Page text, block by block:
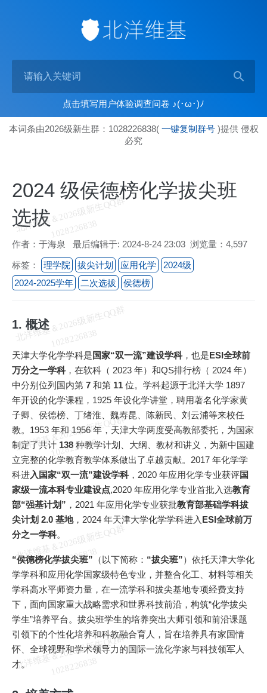
点击填写用户体验调查问卷 ♪(･ω･)ﾉ
本词条由2026级新生群：1028226838( 一键复制群号)提供 侵权
必究
2024 级侯德榜化学拔尖班
选拔
作者：于海泉 最后编辑于: 2024-8-24 23:03 浏览量：4,597
标签： 理学院 拔尖计划 应用化学
2024级
2024-2025学年
二次选拔 侯德榜
1. 概述
天津大学化学学科是国家“双一流”建设学科，也是ESI全球前
万分之一学科，在软科（ 2023 年）和QS排行榜（ 2024 年）
中分别位列国内第 7 和第 11 位。学科起源于北洋大学 1897
年开设的化学课程，1925 年设化学讲堂，聘用著名化学家黄
子卿、侯德榜、丁绪淮、魏寿昆、陈新民、刘云浦等来校任
教。1953 年和 1956 年，天津大学两度受高教部委托，为国家
制定了共计 138 种教学计划、大纲、教材和讲义，为新中国建
立完整的化学教育教学体系做出了卓越贡献。2017 年化学学
科进入国家“双一流”建设学科，2020 年应用化学专业获评国
家级一流本科专业建设点,2020 年应用化学专业首批入选教育
部“强基计划” ，2021 年应用化学专业获批教育部基础学科拔
尖计划 2.0 基地，2024 年天津大学化学学科进入 ESI全球前万
分之一学科。
“侯德榜化学拔尖班” （以下简称： “拔尖班”）依托天津大学化
学学科和应用化学国家级特色专业，并整合化工、材料等相关
学科高水平师资力量，在一流学科和拔尖基地专项经费支持
下，面向国家重大战略需求和世界科技前沿，构筑“化学拔尖
学生”培养平台。拔尖班学生的培养突出大师引领和前沿课题
引领下的个性化培养和科教融合育人，旨在培养具有家国情
怀、全球视野和学术领导力的国际一流化学家与科技领军人
才。
北
洋
维
基
＆
2
0
2
6
级
新
生
Q
Q
群
1
0
2
8
2
2
6
8
3
8
北
洋
维
基
＆
2
0
2
6
级
新
生
Q
Q
群
1
0
2
8
2
2
6
8
3
8
北
洋
维
基
＆
2
0
2
6
级
新
生
Q
Q
群
1
0
2
8
2
2
6
8
3
8
北
洋
维
基
＆
2
0
2
6
级
新
生
Q
Q
群
1
0
2
8
2
2
6
8
3
8
北
洋
维
基
＆
2
0
2
6
级
新
生
Q
Q
群
1
0
2
8
2
2
6
8
3
8